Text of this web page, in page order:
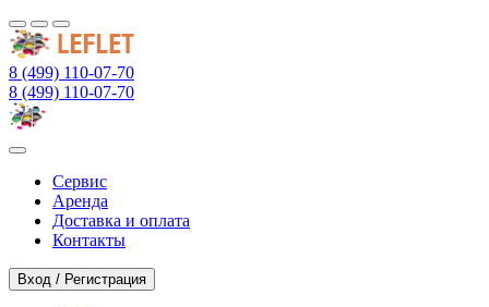
8 (499) 110-07-70
8 (499) 110-07-70
Сервис
Аренда
Доставка и оплата
Контакты
Вход / Регистрация